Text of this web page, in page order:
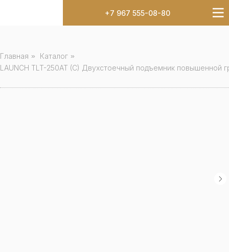
+7 967 555-08-80
Главная » Каталог »
LAUNCH TLT-250AT (C) Двухстоечный подъемник повышенной